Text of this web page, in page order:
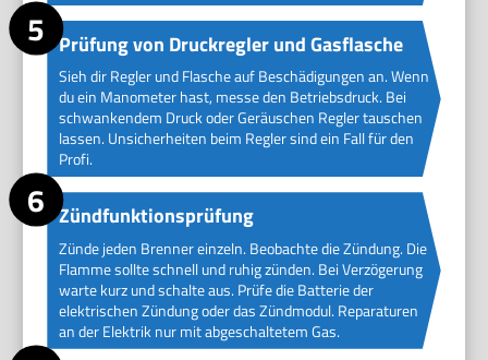
Prüfung von Druckregler und Gasflasche
Sieh dir Regler und Flasche auf Beschädigungen an. Wenn
du ein Manometer hast, messe den Betriebsdruck. Bei
schwankendem Druck oder Geräuschen Regler tauschen
lassen. Unsicherheiten beim Regler sind ein Fall für den
Profi.
Zündfunktionsprüfung
Zünde jeden Brenner einzeln. Beobachte die Zündung. Die
Flamme sollte schnell und ruhig zünden. Bei Verzögerung
warte kurz und schalte aus. Prüfe die Batterie der
elektrischen Zündung oder das Zündmodul. Reparaturen
an der Elektrik nur mit abgeschaltetem Gas.